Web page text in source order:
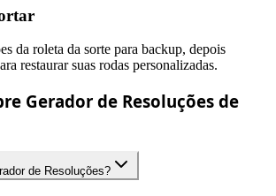
da roleta da sorte para backup, depois
restaurar suas rodas personalizadas.
Gerador de Resoluções de
de Resoluções?